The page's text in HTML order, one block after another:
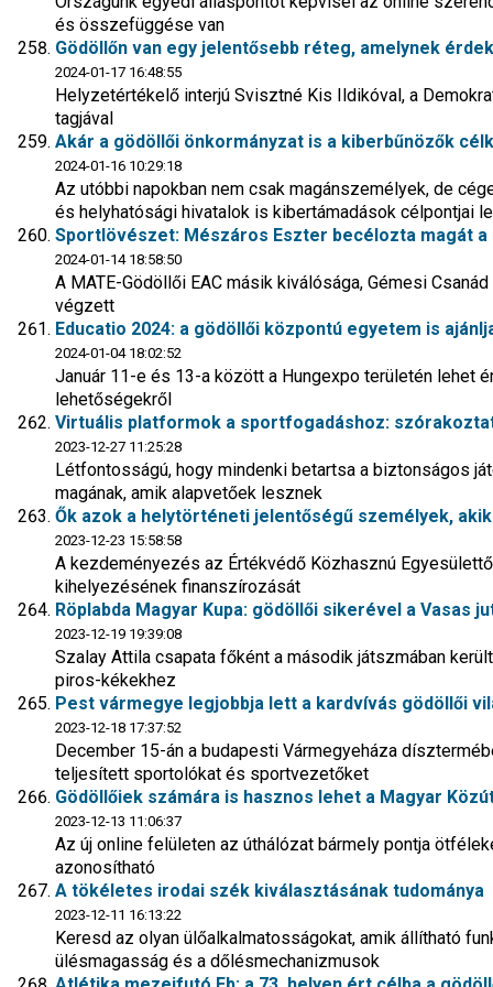
és összefüggése van
Gödöllőn van egy jelentősebb réteg, amelynek
2024-01-17 16:48:55
Helyzetértékelő interjú Svisztné Kis Ildikóval, a
tagjával
Akár a gödöllői önkormányzat is a kiberbűnözők
2024-01-16 10:29:18
Az utóbbi napokban nem csak magánszemélyek, de
és helyhatósági hivatalok is kibertámadások célpontjai
Sportlövészet: Mészáros Eszter becélozta magát a
2024-01-14 18:58:50
A MATE-Gödöllői EAC másik kiválósága, Gémesi
végzett
Educatio 2024: a gödöllői központú egyetem is
2024-01-04 18:02:52
Január 11-e és 13-a között a Hungexpo területén lehet
lehetőségekről
Virtuális platformok a sportfogadáshoz:
2023-12-27 11:25:28
Létfontosságú, hogy mindenki betartsa a biztonságos
magának, amik alapvetőek lesznek
Ők azok a helytörténeti jelentőségű személyek,
2023-12-23 15:58:58
A kezdeményezés az Értékvédő Közhasznú
kihelyezésének finanszírozását
Röplabda Magyar Kupa: gödöllői sikerével a Vasas
2023-12-19 19:39:08
Szalay Attila csapata főként a második játszmában
piros-kékekhez
Pest vármegye legjobbja lett a kardvívás gödöllői
2023-12-18 17:37:52
December 15-án a budapesti Vármegyeháza
teljesített sportolókat és sportvezetőket
Gödöllőiek számára is hasznos lehet a Magyar
2023-12-13 11:06:37
Az új online felületen az úthálózat bármely pontja
azonosítható
A tökéletes irodai szék kiválasztásának tudománya
2023-12-11 16:13:22
Keresd az olyan ülőalkalmatosságokat, amik állítható
ülésmagasság és a dőlésmechanizmusok